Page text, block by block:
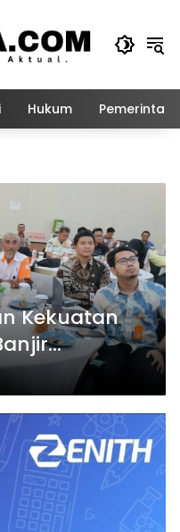
Hukum
Kekuatan